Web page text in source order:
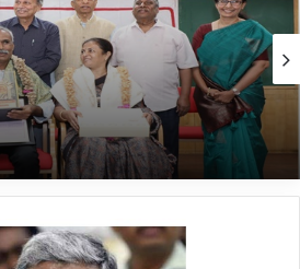
ಶಾಮಣ್ಣ ಪ್ರಶಸ್ತಿ ಪ್ರದಾನ*